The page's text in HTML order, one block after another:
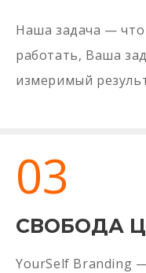
Наша задача —
работать, Ваша
измеримый
03
СВОБОДА
YourSelf Branding